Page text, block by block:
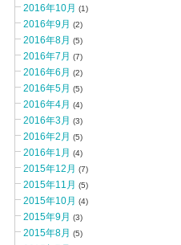
2016年10月 (1)
2016年9月 (2)
2016年8月 (5)
2016年7月 (7)
2016年6月 (2)
2016年5月 (5)
2016年4月 (4)
2016年3月 (3)
2016年2月 (5)
2016年1月 (4)
2015年12月 (7)
2015年11月 (5)
2015年10月 (4)
2015年9月 (3)
2015年8月 (5)